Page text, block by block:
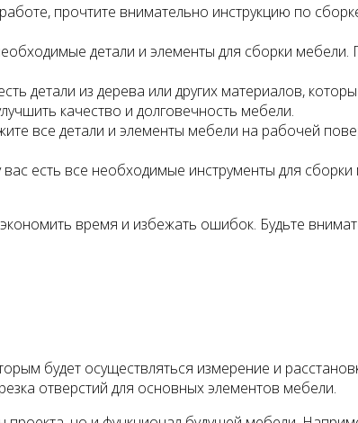
прочтите внимательно инструкцию по
детали и элементы для сборки
детали из дерева или других материалов,
качество и долговечность мебели.
все детали и элементы мебели на рабочей
есть все необходимые инструменты для сборки
время и избежать ошибок. Будьте
будет осуществляться измерение и
отверстий для основных элементов мебели.